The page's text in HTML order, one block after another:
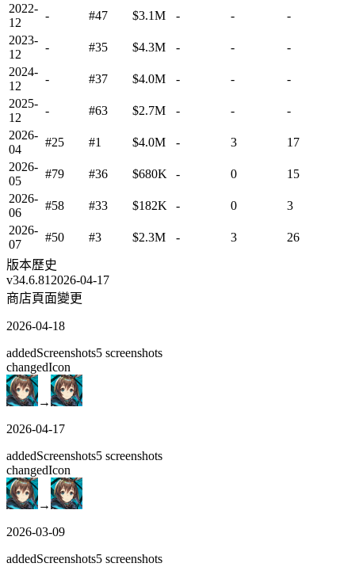
2022-
12
- #47 $3.1M - -
-
2023-
12
- #35 $4.3M - -
-
2024-
12
- #37 $4.0M - -
-
2025-
12
- #63 $2.7M - -
-
2026-
04
#25 #1 $4.0M - 3
17
2026-
05
#79 #36 $680K - 0
15
2026-
06
#58 #33 $182K - 0
3
2026-
07
#50 #3 $2.3M - 3 26
版本歷史
v34.6.81 2026-04-17
商店頁面變更
2026-04-18
addedScreenshots5 screenshots
changedIcon
→
2026-04-17
addedScreenshots5 screenshots
changedIcon
→
2026-03-09
addedScreenshots5 screenshots